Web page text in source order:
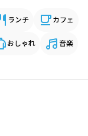
ランチ カフェ
おしゃれ 音楽